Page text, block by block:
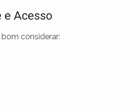
e Acesso
considerar: